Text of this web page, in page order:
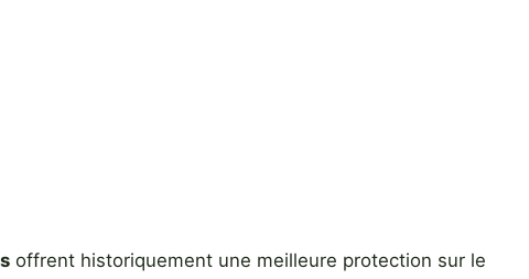
offrent historiquement une meilleure protection sur le